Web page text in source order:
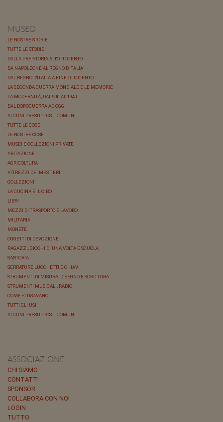
MUSEO
LE NOSTRE STORIE
TUTTE LE STORIE
DALLA PREISTORIA ALL'OTTOCENTO
DA NAPOLEONE AL REGNO D'ITALIA
DAL REGNO D'ITALIA A FINE OTTOCENTO
LA SECONDA GUERRA MONDIALE E LE MEMORIE
LA MODERNITÀ, DAL 900 AL 1940
DAL DOPOGUERRA AD OGGI
ALCUNI PRESUPPOSTI COMUNI
TUTTE LE COSE
LE NOSTRE COSE
MUSEI E COLLEZIONI PRIVATE
ABITAZIONE
AGRICOLTURA
ATTREZZI DEI MESTIERI
COLLEZIONI
LA CUCINA E IL CIBO
LIBRI
MEZZI DI TRASPORTO E LAVORO
MILITARIA
MONETE
OGGETTI DI DEVOZIONE
RAGAZZI, GIOCHI DI UNA VOLTA E SCUOLA
SARTORIA
SERRATURE LUCCHETTI E CHIAVI
STRUMENTI DI MISURA, DISEGNO E SCRITTURA
STRUMENTI MUSICALI, RADIO
COME SI USAVANO
TUTTI GLI USI
ALCUNI PRESUPPOSTI COMUNI
ASSOCIAZIONE
CHI SIAMO
CONTATTI
SPONSOR
COLLABORA CON NOI
LOGIN
TUTTO